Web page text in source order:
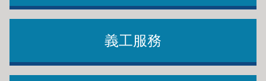
義工服務